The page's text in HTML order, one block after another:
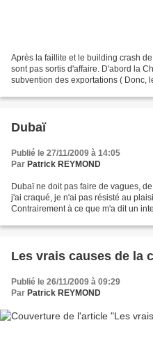
Après la faillite et le building crash
sont pas sortis d'affaire. D'abord la
subvention des exportations ( Donc,
Dubaï
Publié le 27/11/2009 à 14:05
Par Patrick REYMOND
Dubaï ne doit pas faire de vagues,
j'ai craqué, je n'ai pas résisté au
Contrairement à ce que m'a dit un
Les vrais causes de la
Publié le 26/11/2009 à 09:29
Par Patrick REYMOND